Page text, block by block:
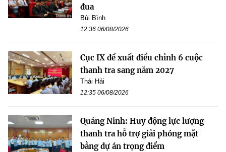
đua
Bùi Bình
12:36 06/08/2026
Cục IX đề xuất điều chỉnh 6 cuộc
thanh tra sang năm 2027
Thái Hải
12:35 06/08/2026
Quảng Ninh: Huy động lực lượng
thanh tra hỗ trợ giải phóng mặt
bằng dự án trọng điểm